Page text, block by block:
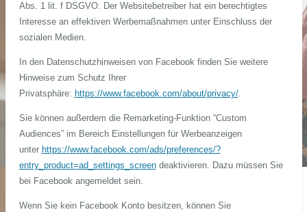
Abs. 1 lit. f DSGVO. Der Websitebetreiber hat ein berechtigtes
Interesse an effektiven Werbemaßnahmen unter Einschluss der
sozialen Medien.
In den Datenschutzhinweisen von Facebook finden Sie weitere
Hinweise zum Schutz Ihrer
Privatsphäre: https://www.facebook.com/about/privacy/.
Sie können außerdem die Remarketing-Funktion “Custom
Audiences” im Bereich Einstellungen für Werbeanzeigen
unter https://www.facebook.com/ads/preferences/?
entry_product=ad_settings_screen deaktivieren. Dazu müssen Sie
bei Facebook angemeldet sein.
Wenn Sie kein Facebook Konto besitzen, können Sie